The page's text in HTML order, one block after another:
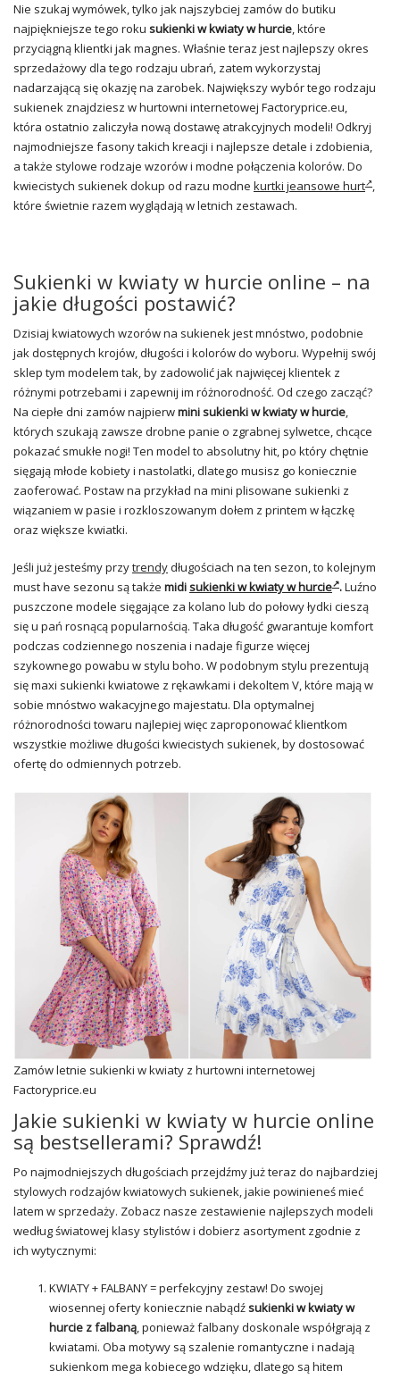
Nie szukaj wymówek, tylko jak najszybciej zamów do butiku
najpiękniejsze tego roku sukienki w kwiaty w hurcie, które
przyciągną klientki jak magnes. Właśnie teraz jest najlepszy okres
sprzedażowy dla tego rodzaju ubrań, zatem wykorzystaj
nadarzającą się okazję na zarobek. Największy wybór tego rodzaju
sukienek znajdziesz w hurtowni internetowej Factoryprice.eu,
która ostatnio zaliczyła nową dostawę atrakcyjnych modeli! Odkryj
najmodniejsze fasony takich kreacji i najlepsze detale i zdobienia,
a także stylowe rodzaje wzorów i modne połączenia kolorów. Do
kwiecistych sukienek dokup od razu modne kurtki jeansowe hurt ,
które świetnie razem wyglądają w letnich zestawach.
Sukienki w kwiaty w hurcie online – na
jakie długości postawić?
Dzisiaj kwiatowych wzorów na sukienek jest mnóstwo, podobnie
jak dostępnych krojów, długości i kolorów do wyboru. Wypełnij swój
sklep tym modelem tak, by zadowolić jak najwięcej klientek z
różnymi potrzebami i zapewnij im różnorodność. Od czego zacząć?
Na ciepłe dni zamów najpierwmini sukienki w kwiaty w hurcie,
których szukają zawsze drobne panie o zgrabnej sylwetce, chcące
pokazać smukłe nogi! Ten model to absolutny hit, po który chętnie
sięgają młode kobiety i nastolatki, dlatego musisz go koniecznie
zaoferować. Postaw na przykład na mini plisowane sukienki z
wiązaniem w pasie i rozkloszowanym dołem z printem w łączkę
oraz większe kwiatki.
Jeśli już jesteśmy przytrendydługościach na ten sezon, to kolejnym
must have sezonu są także midisukienki w kwiaty w hurcie .Luźno
puszczone modele sięgające za kolano lub do połowy łydki cieszą
się u pań rosnącą popularnością. Taka długość gwarantuje komfort
podczas codziennego noszenia i nadaje figurze więcej
szykownego powabu w stylu boho. W podobnym stylu prezentują
się maxi sukienki kwiatowe z rękawkami i dekoltem V, które mają w
sobie mnóstwo wakacyjnego majestatu. Dla optymalnej
różnorodności towaru najlepiej więc zaproponować klientkom
wszystkie możliwe długości kwiecistych sukienek, by dostosować
ofertę do odmiennych potrzeb.
Zamów letnie sukienki w kwiaty z hurtowni internetowej
Factoryprice.eu
Jakie sukienki w kwiaty w hurcie online
są bestsellerami? Sprawdź!
Po najmodniejszych długościach przejdźmy już teraz do najbardziej
stylowych rodzajów kwiatowych sukienek, jakie powinieneś mieć
latem w sprzedaży. Zobacz nasze zestawienie najlepszych modeli
według światowej klasy stylistów i dobierz asortyment zgodnie z
ich wytycznymi:
KWIATY + FALBANY = perfekcyjny zestaw! Do swojej
wiosennej oferty koniecznie nabądźsukienki w kwiaty w
hurcie z falbaną, ponieważ falbany doskonale współgrają z
kwiatami. Oba motywy są szalenie romantyczne i nadają
sukienkom mega kobiecego wdzięku, dlatego są hitem